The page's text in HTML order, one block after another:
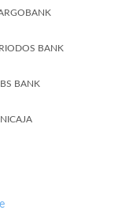
BANK
BANK